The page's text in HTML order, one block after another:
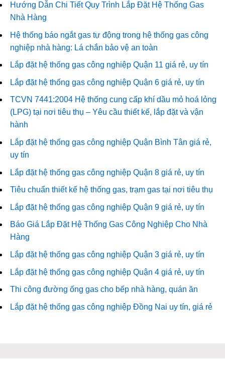
Hướng Dẫn Chi Tiết Quy Trình Lắp Đặt Hệ Thống Gas
Nhà Hàng
Hệ thống báo ngắt gas tự động trong hệ thống gas công
nghiệp nhà hàng: Lá chắn bảo vệ an toàn
Lắp đặt hệ thống gas công nghiệp Quận 11 giá rẻ, uy tín
Lắp đặt hệ thống gas công nghiệp Quận 6 giá rẻ, uy tín
TCVN 7441:2004 Hệ thống cung cấp khí dầu mỏ hoá lỏng
(LPG) tại nơi tiêu thụ – Yêu cầu thiết kế, lắp đặt và vận
hành
Lắp đặt hệ thống gas công nghiệp Quận Bình Tân giá rẻ,
uy tín
Lắp đặt hệ thống gas công nghiệp Quận 8 giá rẻ, uy tín
Tiêu chuẩn thiết kế hệ thống gas, trạm gas tại nơi tiêu thụ
Lắp đặt hệ thống gas công nghiệp Quận 9 giá rẻ, uy tín
Báo Giá Lắp Đặt Hệ Thống Gas Công Nghiệp Cho Nhà
Hàng
Lắp đặt hệ thống gas công nghiệp Quận 3 giá rẻ, uy tín
Lắp đặt hệ thống gas công nghiệp Quận 4 giá rẻ, uy tín
Thi công đường ống gas cho bếp nhà hàng, quán ăn
Lắp đặt hệ thống gas công nghiệp Đồng Nai uy tín, giá rẻ